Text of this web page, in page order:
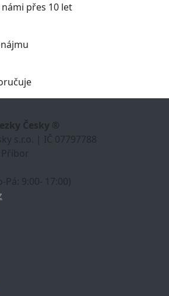
přes 10 let
Česky ®
s.r.o. | IČ 07797788
Pá: 9:00- 17:00)